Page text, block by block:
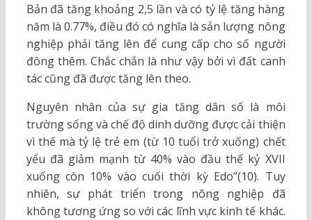
Bản đã tăng khoảng 2,5 lần và có tỷ lệ tăng hàng
năm là 0.77%, điều đó có nghĩa là sản lượng nông
nghiệp phải tăng lên để cung cấp cho số người
đông thêm. Chắc chắn là như vậy bởi vì đất canh
tác cũng đã được tăng lên theo.
Nguyên nhân của sự gia tăng dân số là môi
trường sống và chế độ dinh dưỡng được cải thiện
vì thế mà tỷ lệ trẻ em (từ 10 tuổi trở xuống) chết
yểu đã giảm mạnh từ 40% vào đầu thế kỷ XVII
xuống còn 10% vào cuối thời kỳ Edo”(10). Tuy
nhiên, sự phát triển trong nông nghiệp đã
không tương ứng so với các lĩnh vực kinh tế khác.